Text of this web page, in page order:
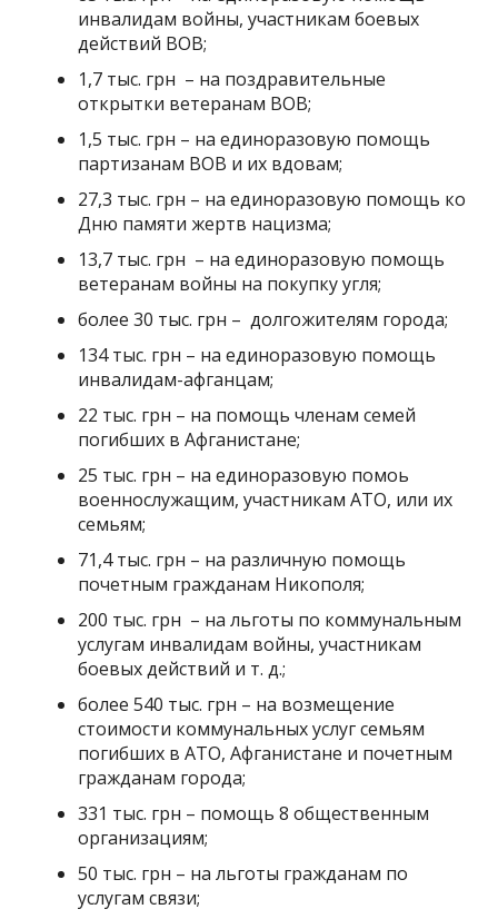
инвалидам войны, участникам боевых
действий ВОВ;
1,7 тыс. грн – на поздравительные
открытки ветеранам ВОВ;
1,5 тыс. грн – на единоразовую помощь
партизанам ВОВ и их вдовам;
27,3 тыс. грн – на единоразовую помощь ко
Дню памяти жертв нацизма;
13,7 тыс. грн – на единоразовую помощь
ветеранам войны на покупку угля;
более 30 тыс. грн – долгожителям города;
134 тыс. грн – на единоразовую помощь
инвалидам-афганцам;
22 тыс. грн – на помощь членам семей
погибших в Афганистане;
25 тыс. грн – на единоразовую помоь
военнослужащим, участникам АТО, или их
семьям;
71,4 тыс. грн – на различную помощь
почетным гражданам Никополя;
200 тыс. грн – на льготы по коммунальным
услугам инвалидам войны, участникам
боевых действий и т. д.;
более 540 тыс. грн – на возмещение
стоимости коммунальных услуг семьям
погибших в АТО, Афганистане и почетным
гражданам города;
331 тыс. грн – помощь 8 общественным
организациям;
50 тыс. грн – на льготы гражданам по
услугам связи;